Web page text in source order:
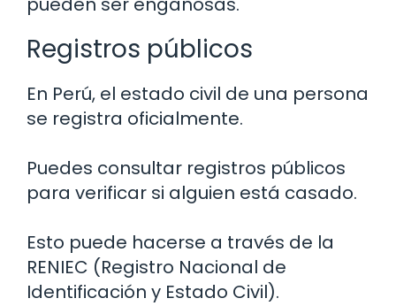
Registros públicos
En Perú, el estado civil de una persona
se registra oficialmente.
Puedes consultar registros públicos
para verificar si alguien está casado.
Esto puede hacerse a través de la
RENIEC (Registro Nacional de
Identificación y Estado Civil).